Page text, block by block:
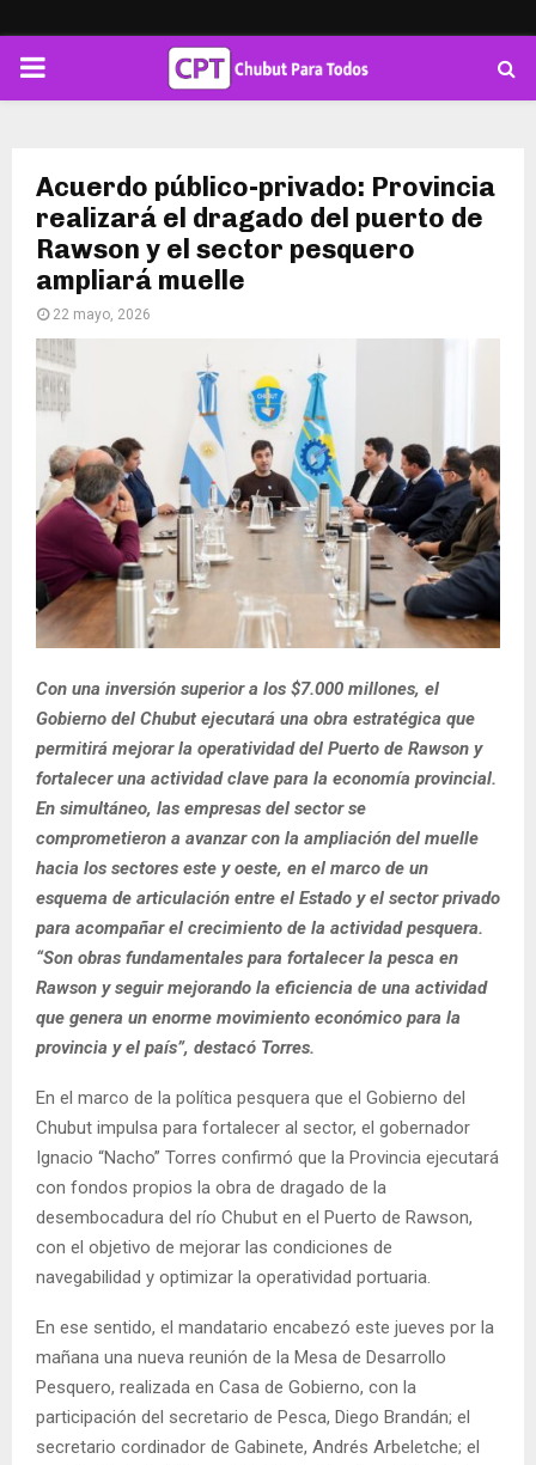
PRIMARY
Acuerdo público-privado: Provincia
realizará el dragado del puerto de
Rawson y el sector pesquero
ampliará muelle
22 mayo, 2026
Con una inversión superior a los $7.000 millones, el
Gobierno del Chubut ejecutará una obra estratégica que
permitirá mejorar la operatividad del Puerto de Rawson y
fortalecer una actividad clave para la economía provincial.
En simultáneo, las empresas del sector se
comprometieron a avanzar con la ampliación del muelle
hacia los sectores este y oeste, en el marco de un
esquema de articulación entre el Estado y el sector privado
para acompañar el crecimiento de la actividad pesquera.
“Son obras fundamentales para fortalecer la pesca en
Rawson y seguir mejorando la eficiencia de una actividad
que genera un enorme movimiento económico para la
provincia y el país”, destacó Torres.
En el marco de la política pesquera que el Gobierno del
Chubut impulsa para fortalecer al sector, el gobernador
Ignacio “Nacho” Torres confirmó que la Provincia ejecutará
con fondos propios la obra de dragado de la
desembocadura del río Chubut en el Puerto de Rawson,
con el objetivo de mejorar las condiciones de
navegabilidad y optimizar la operatividad portuaria.
En ese sentido, el mandatario encabezó este jueves por la
mañana una nueva reunión de la Mesa de Desarrollo
Pesquero, realizada en Casa de Gobierno, con la
participación del secretario de Pesca, Diego Brandán; el
secretario cordinador de Gabinete, Andrés Arbeletche; el